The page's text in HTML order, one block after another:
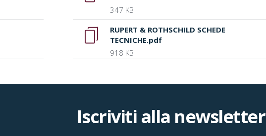
347 KB
RUPERT & ROTHSCHILD SCHEDE
TECNICHE.pdf
918 KB
Iscriviti alla newsletter